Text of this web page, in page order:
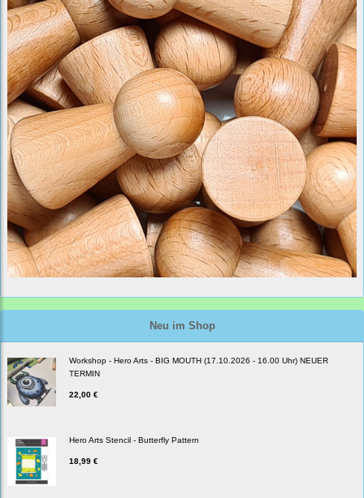
Neu im Shop
Workshop - Hero Arts - BIG MOUTH (17.10.2026 - 16.00 Uhr) NEUER
TERMIN
22,00 €
Hero Arts Stencil - Butterfly Pattern
18,99 €